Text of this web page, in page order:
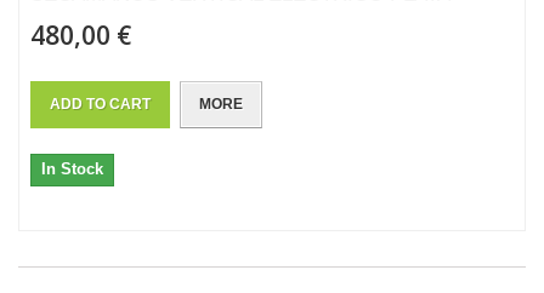
480,00 €
ADD TO CART MORE
In Stock